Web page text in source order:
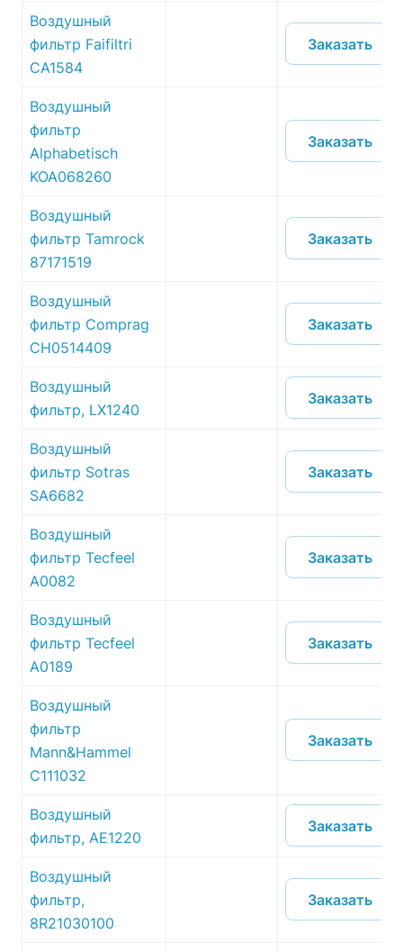
Воздушный
фильтр Faifiltri
CA1584
Заказать
Воздушный
фильтр
Alphabetisch
KOA068260
Заказать
Воздушный
фильтр Tamrock
87171519
Заказать
Воздушный
фильтр Comprag
CH0514409
Заказать
Воздушный
фильтр, LX1240
Заказать
Воздушный
фильтр Sotras
SA6682
Заказать
Воздушный
фильтр Tecfeel
A0082
Заказать
Воздушный
фильтр Tecfeel
A0189
Заказать
Воздушный
фильтр
Mann&Hammel
C111032
Заказать
Воздушный
фильтр, AE1220
Заказать
Воздушный
фильтр,
8R21030100
Заказать